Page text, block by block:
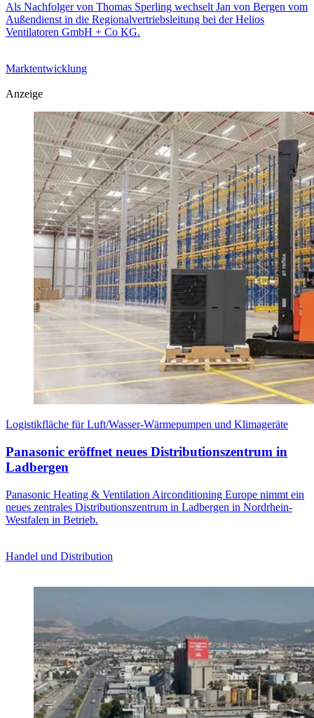
Als Nachfolger von Thomas Sperling wechselt Jan von Bergen vom
Außendienst in die Regionalvertriebsleitung bei der Helios
Ventilatoren GmbH + Co KG.
Marktentwicklung
Anzeige
Logistikfläche für Luft/Wasser-Wärmepumpen und Klimageräte
Panasonic eröffnet neues Distributionszentrum in
Ladbergen
Panasonic Heating & Ventilation Airconditioning Europe nimmt ein
neues zentrales Distributionszentrum in Ladbergen in Nordrhein-
Westfalen in Betrieb.
Handel und Distribution